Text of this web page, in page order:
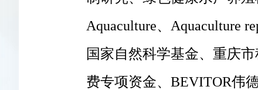
Aquaculture、Aquaculture
国家自然科学基金、重庆
费专项资金、BEVITOR伟